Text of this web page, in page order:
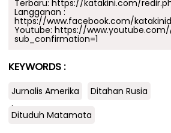
Terbaru: https://katakini.com/
Langganan :
https://www.facebook.com/
Youtube: https://www.youtube.com/
sub_confirmation=1
KEYWORDS :
Jurnalis Amerika
Ditahan Rusia
.
Dituduh Matamata